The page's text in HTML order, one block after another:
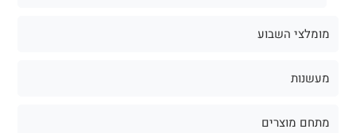
מומלצי השבוע
מעשנות
מתחם מוצרים